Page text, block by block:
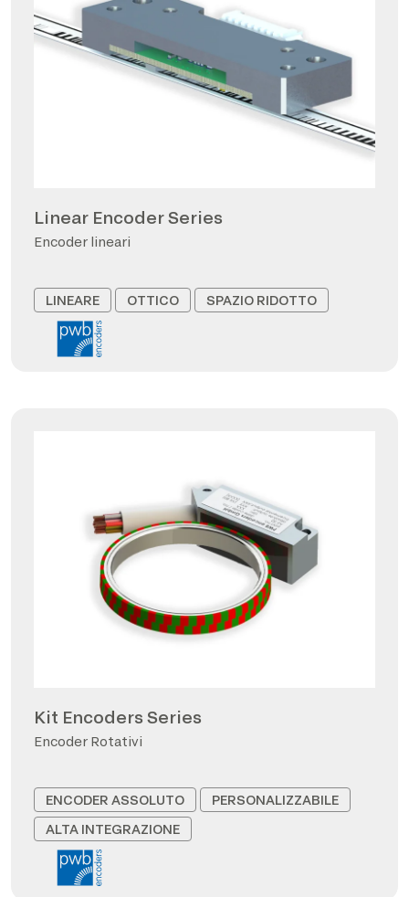
Linear Encoder Series
Encoder lineari
LINEARE OTTICO SPAZIO RIDOTTO
Kit Encoders Series
Encoder Rotativi
ENCODER ASSOLUTO
PERSONALIZZABILE
ALTA INTEGRAZIONE